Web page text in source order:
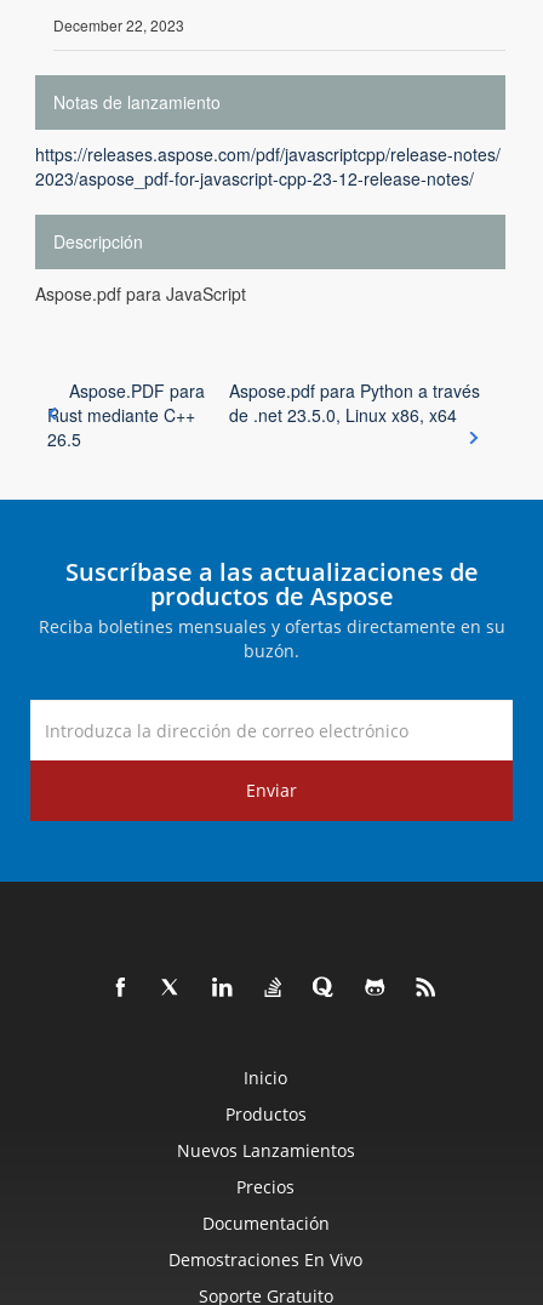
December 22, 2023
Notas de lanzamiento
https://releases.aspose.com/pdf/javascriptcpp/release-notes/
2023/aspose_pdf-for-javascript-cpp-23-12-release-notes/
Descripción
Aspose.pdf para JavaScript
Aspose.PDF para
Rust mediante C++
26.5
Aspose.pdf para Python a través
de .net 23.5.0, Linux x86, x64
Suscríbase a las actualizaciones de
productos de Aspose
Reciba boletines mensuales y ofertas directamente en su
buzón.
Enviar
Inicio
Productos
Nuevos Lanzamientos
Precios
Documentación
Demostraciones En Vivo
Soporte Gratuito